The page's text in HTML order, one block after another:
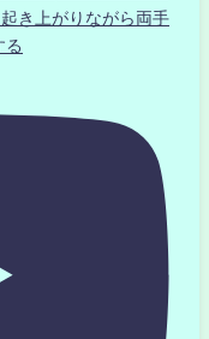
き上がりながら両手
る